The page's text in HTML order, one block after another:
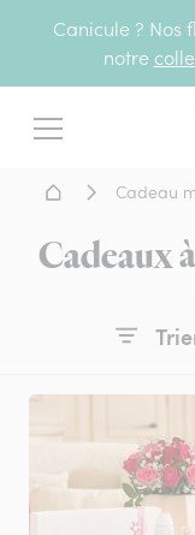
Canicule ? Nos
notre
Menu
Accueil
Cadeau
Cadeaux